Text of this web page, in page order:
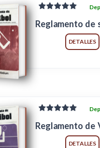
Reglamento de
DETALLES
Reglamento de
DETALLES